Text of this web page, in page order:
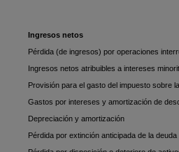
Ingresos netos
Pérdida (de ingresos) por operaciones
Ingresos netos atribuibles a intereses
Provisión para el gasto del impuesto sobre
Gastos por intereses y amortización de
Depreciación y amortización
Pérdida por extinción anticipada de la deuda